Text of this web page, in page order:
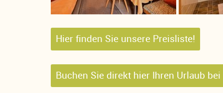
Hier finden Sie unsere Preisliste!
Buchen Sie direkt hier Ihren Urlaub bei